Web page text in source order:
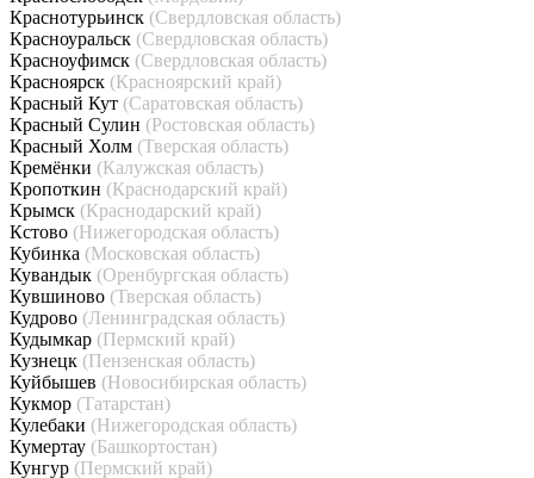
Краснотурьинск (Свердловская область)
Красноуральск (Свердловская область)
Красноуфимск (Свердловская область)
Красноярск (Красноярский край)
Красный Кут (Саратовская область)
Красный Сулин (Ростовская область)
Красный Холм (Тверская область)
Кремёнки (Калужская область)
Кропоткин (Краснодарский край)
Крымск (Краснодарский край)
Кстово (Нижегородская область)
Кубинка (Московская область)
Кувандык (Оренбургская область)
Кувшиново (Тверская область)
Кудрово (Ленинградская область)
Кудымкар (Пермский край)
Кузнецк (Пензенская область)
Куйбышев (Новосибирская область)
Кукмор (Татарстан)
Кулебаки (Нижегородская область)
Кумертау (Башкортостан)
Кунгур (Пермский край)